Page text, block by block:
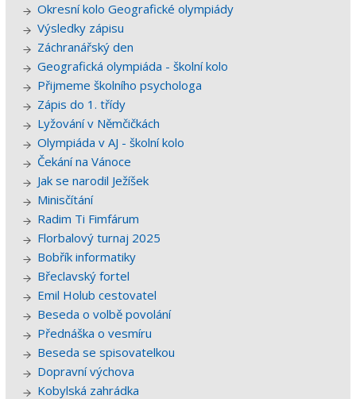
Okresní kolo Geografické olympiády
Výsledky zápisu
Záchranářský den
Geografická olympiáda - školní kolo
Přijmeme školního psychologa
Zápis do 1. třídy
Lyžování v Němčičkách
Olympiáda v AJ - školní kolo
Čekání na Vánoce
Jak se narodil Ježíšek
Minisčítání
Radim Ti Fimfárum
Florbalový turnaj 2025
Bobřík informatiky
Břeclavský fortel
Emil Holub cestovatel
Beseda o volbě povolání
Přednáška o vesmíru
Beseda se spisovatelkou
Dopravní výchova
Kobylská zahrádka